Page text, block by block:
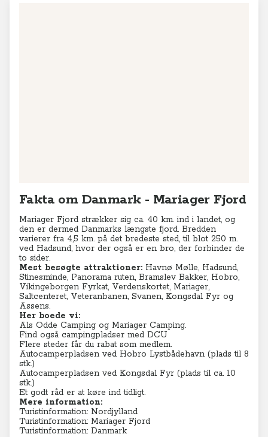
Fakta om Danmark - Mariager Fjord
Mariager Fjord strækker sig ca. 40 km. ind i landet, og
den er dermed Danmarks længste fjord. Bredden
varierer fra 4,5 km. på det bredeste sted, til blot 250 m.
ved Hadsund, hvor der også er en bro, der forbinder de
to sider.
Mest besøgte attraktioner: Havnø Mølle, Hadsund,
Stinesminde, Panorama ruten, Bramslev Bakker, Hobro,
Vikingeborgen Fyrkat, Verdenskortet, Mariager,
Saltcenteret, Veteranbanen, Svanen, Kongsdal Fyr og
Assens.
Her boede vi:
Als Odde Camping og Mariager Camping.
Find også campingpladser med DCU
Flere steder får du rabat som medlem.
Autocamperpladsen ved Hobro Lystbådehavn (plads til 8
stk.)
Autocamperpladsen ved Kongsdal Fyr (plads til ca. 10
stk.)
Et godt råd er at køre ind tidligt.
Mere information:
Turistinformation: Nordjylland
Turistinformation: Mariager Fjord
Turistinformation: Danmark